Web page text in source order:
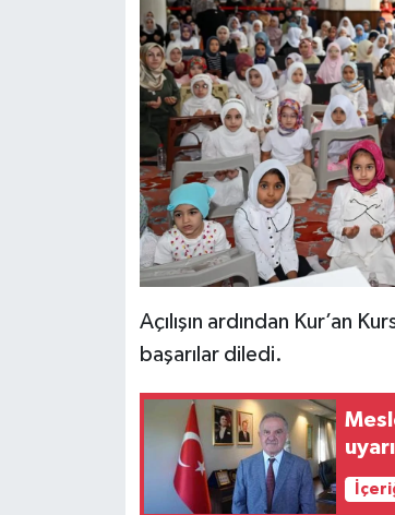
Açılışın ardından Kur’an
başarılar diledi.